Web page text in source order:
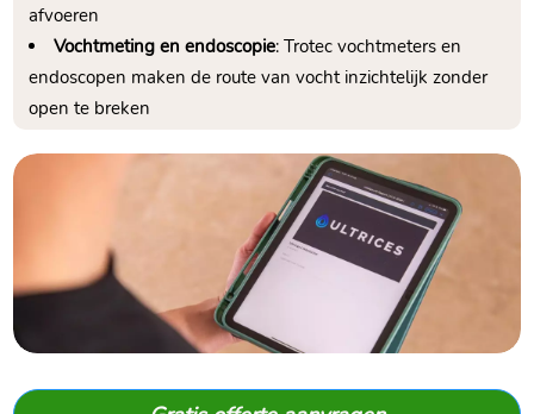
afvoeren
Vochtmeting en endoscopie: Trotec vochtmeters en
endoscopen maken de route van vocht inzichtelijk zonder
open te breken